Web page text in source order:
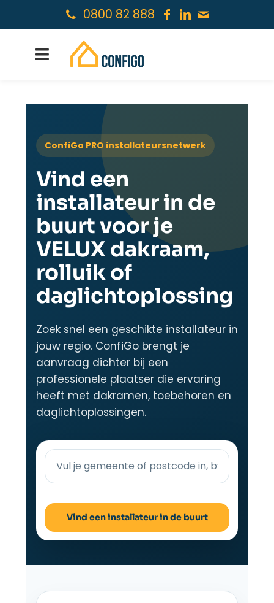
0800 82 888
ConfiGo PRO installateursnetwerk
Vind een
installateur in de
buurt voor je
VELUX dakraam,
rolluik of
daglichtoplossing
Zoek snel een geschikte installateur in
jouw regio. ConfiGo brengt je
aanvraag dichter bij een
professionele plaatser die ervaring
heeft met dakramen, toebehoren en
daglichtoplossingen.
Vind een installateur in de buurt